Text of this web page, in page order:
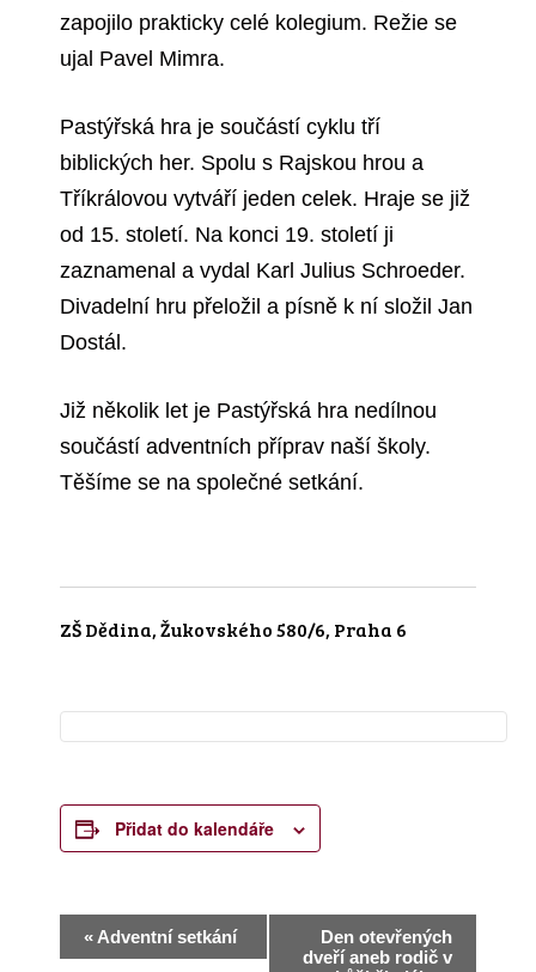
zapojilo prakticky celé kolegium. Režie se
ujal Pavel Mimra.
Pastýřská hra je součástí cyklu tří
biblických her. Spolu s Rajskou hrou a
Tříkrálovou vytváří jeden celek. Hraje se již
od 15. století. Na konci 19. století ji
zaznamenal a vydal Karl Julius Schroeder.
Divadelní hru přeložil a písně k ní složil Jan
Dostál.
Již několik let je Pastýřská hra nedílnou
součástí adventních příprav naší školy.
Těšíme se na společné setkání.
ZŠ Dědina, Žukovského 580/6, Praha 6
Přidat do kalendáře
« Adventní setkání
Den otevřených
dveří aneb rodič v